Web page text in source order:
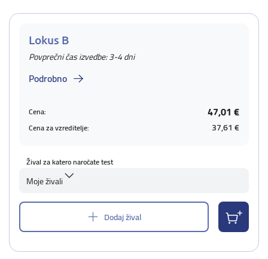
Lokus B
Povprečni čas izvedbe: 3-4 dni
Podrobno
Cena: 47,01 €
Cena za vzreditelje: 37,61 €
Žival za katero naročate test
Moje živali
Dodaj žival